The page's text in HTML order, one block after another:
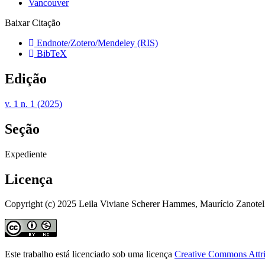
Vancouver
Baixar Citação
Endnote/Zotero/Mendeley (RIS)
BibTeX
Edição
v. 1 n. 1 (2025)
Seção
Expediente
Licença
Copyright (c) 2025 Leila Viviane Scherer Hammes, Maurício
Este trabalho está licenciado sob uma licença Creative Commons